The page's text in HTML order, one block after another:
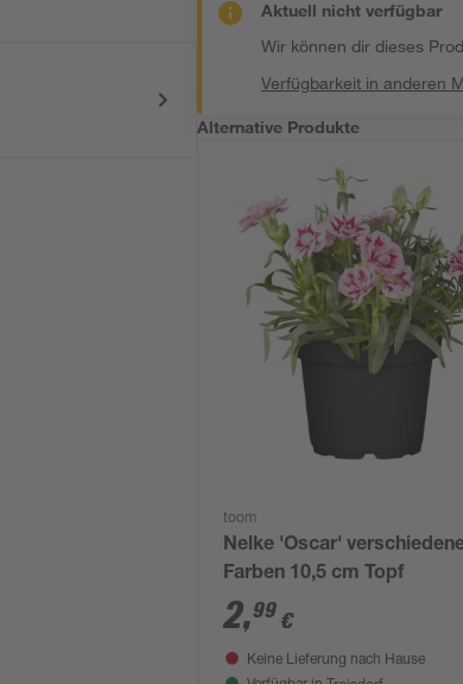
Aktuell nicht verfügbar
Wir können dir dieses
Verfügbarkeit in anderen
Alternative Produkte
toom
Nelke 'Oscar'
Farben 10,5 cm Topf
2,99 €
Keine Lieferung nach Hause